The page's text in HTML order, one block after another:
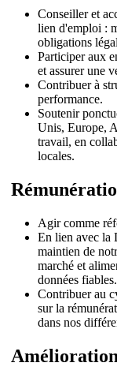
Conseiller et
lien d'emploi :
obligations
Participer aux
et assurer une
Contribuer à
performance.
Soutenir
Unis, Europe,
travail, en
locales.
Agir comme
En lien avec la
maintien de
marché et
données fiables.
Contribuer au
sur la
dans nos